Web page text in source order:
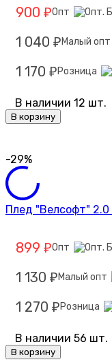
900 ₽Опт
1 040 ₽ Малый опт
1 170 ₽ Розница
В наличии 12 шт.
В корзину
-29%
Плед "Велсофт" 2.0
899 ₽Опт
1 130 ₽ Малый опт
1 270 ₽ Розница
В наличии 56 шт.
В корзину